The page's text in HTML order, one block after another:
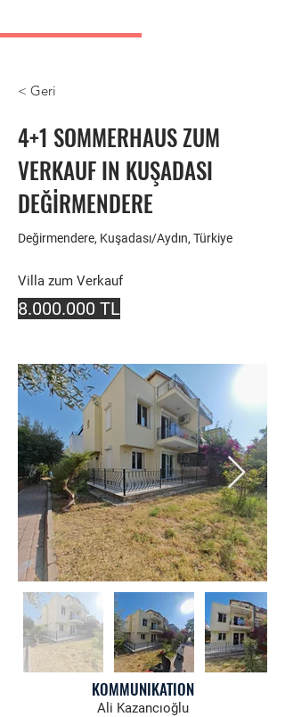
< Geri
4+1 SOMMERHAUS ZUM
VERKAUF IN KUŞADASI
DEĞİRMENDERE
Değirmendere, Kuşadası/Aydın, Türkiye
Villa zum Verkauf
8.000.000 TL
Ali Kazancıoğlu
KOMMUNIKATION